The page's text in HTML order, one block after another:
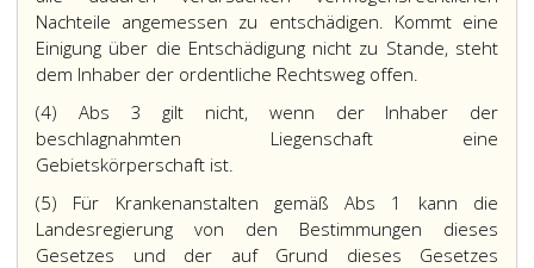
Nachteile angemessen zu entschädigen. Kommt eine
Einigung über die Entschädigung nicht zu Stande, steht
dem Inhaber der ordentliche Rechtsweg offen.
(4) Abs 3 gilt nicht, wenn der Inhaber der
beschlagnahmten Liegenschaft eine
Gebietskörperschaft ist.
(5) Für Krankenanstalten gemäß Abs 1 kann die
Landesregierung von den Bestimmungen dieses
Gesetzes und der auf Grund dieses Gesetzes